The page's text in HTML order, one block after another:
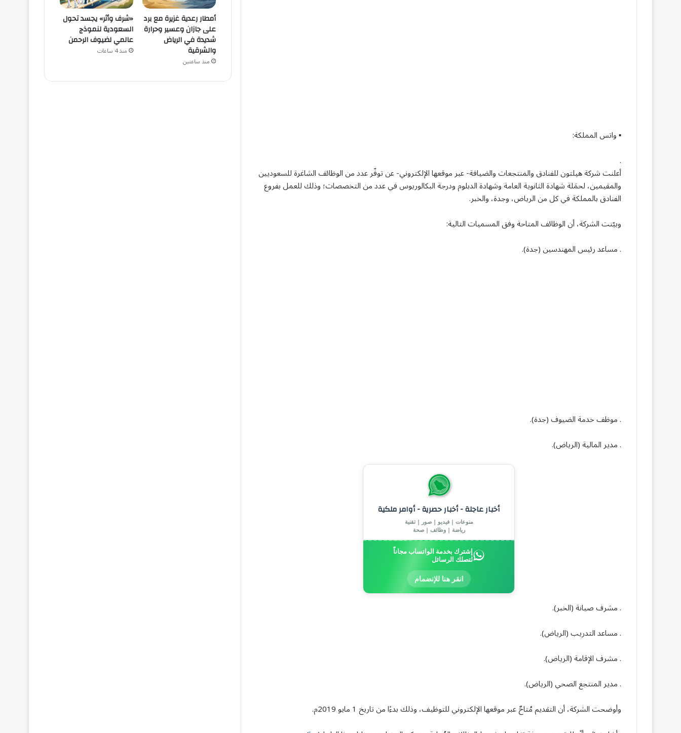
▪ واتس المملكة:
.
أعلنت شركة هيلتون للفنادق والمنتجعات والضيافة- عبر موقعها الإلكتروني- عن توفّر عدد من الوظائف الشاغرة للسعوديين
والمقيمين، لحمَلة شهادة الثانوية العامة وشهادة الدبلوم ودرجة البكالوريوس في عدد من التخصصات؛ وذلك للعمل بفروع
الفنادق بالمملكة في كل من الرياض، وجدة، والخبر.
وبيّنت الشركة، أن الوظائف المتاحة وفق المسميات التالية:
. مساعد رئيس المهندسين (جدة).
. موظف خدمة الضيوف (جدة).
. مدير المالية (الرياض).
أخبار عاجلة - أخبار حصرية - أوامر ملكية
منوعات | فيديو | صور | تقنية
رياضة | وظائف | صحة
إشترك بخدمة الواتساب مجاناً
لتصلك الرسائل
انقر هنا للإنضمام
. مشرف صيانة (الخبر).
. مساعد التدريب (الرياض).
. مشرف الإقامة (الرياض).
. مدير المنتجع الصحي (الرياض).
وأوضحت الشركة، أن التقديم مُتاحٌ عبر موقعها الإلكتروني للتوظيف، وذلك بدءًا من تاريخ 1 مايو 2019م.
أمطار رعدية غزيرة مع برد
على جازان وعسير وحرارة
شديدة في الرياض
والشرقية
منذ ساعتين
«شرف وأثر» يجسد تحول
السعودية لنموذج
عالمي لضيوف الرحمن
منذ 4 ساعات